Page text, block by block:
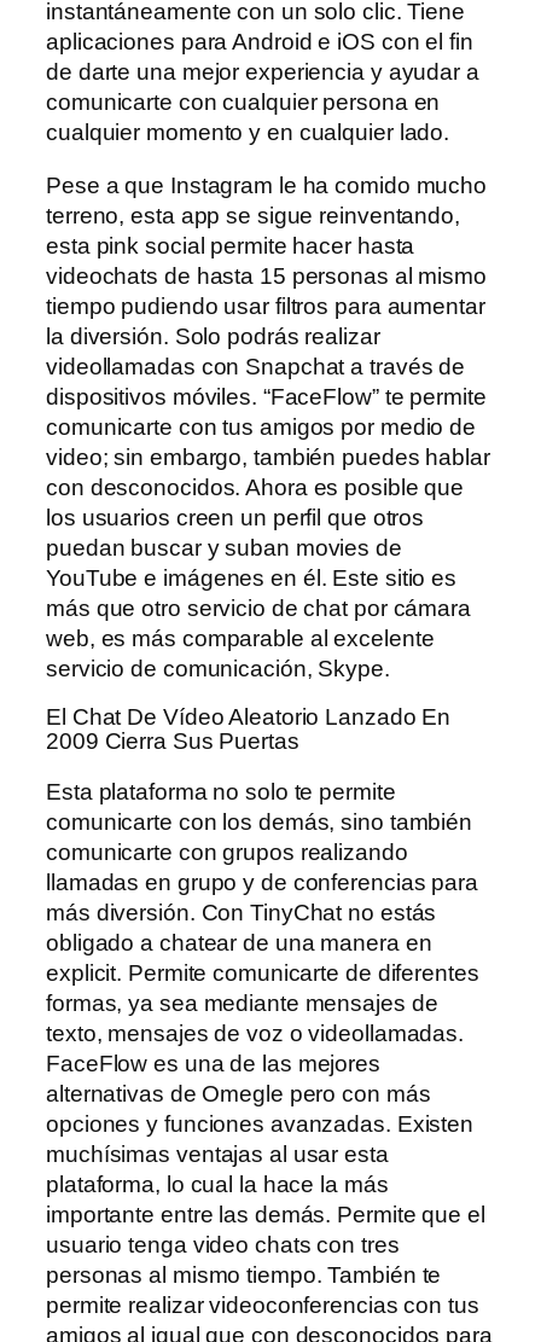
instantáneamente con un solo clic. Tiene
aplicaciones para Android e iOS con el fin
de darte una mejor experiencia y ayudar a
comunicarte con cualquier persona en
cualquier momento y en cualquier lado.
Pese a que Instagram le ha comido mucho
terreno, esta app se sigue reinventando,
esta pink social permite hacer hasta
videochats de hasta 15 personas al mismo
tiempo pudiendo usar filtros para aumentar
la diversión. Solo podrás realizar
videollamadas con Snapchat a través de
dispositivos móviles. “FaceFlow” te permite
comunicarte con tus amigos por medio de
video; sin embargo, también puedes hablar
con desconocidos. Ahora es posible que
los usuarios creen un perfil que otros
puedan buscar y suban movies de
YouTube e imágenes en él. Este sitio es
más que otro servicio de chat por cámara
web, es más comparable al excelente
servicio de comunicación, Skype.
El Chat De Vídeo Aleatorio Lanzado En
2009 Cierra Sus Puertas
Esta plataforma no solo te permite
comunicarte con los demás, sino también
comunicarte con grupos realizando
llamadas en grupo y de conferencias para
más diversión. Con TinyChat no estás
obligado a chatear de una manera en
explicit. Permite comunicarte de diferentes
formas, ya sea mediante mensajes de
texto, mensajes de voz o videollamadas.
FaceFlow es una de las mejores
alternativas de Omegle pero con más
opciones y funciones avanzadas. Existen
muchísimas ventajas al usar esta
plataforma, lo cual la hace la más
importante entre las demás. Permite que el
usuario tenga video chats con tres
personas al mismo tiempo. También te
permite realizar videoconferencias con tus
amigos al igual que con desconocidos para